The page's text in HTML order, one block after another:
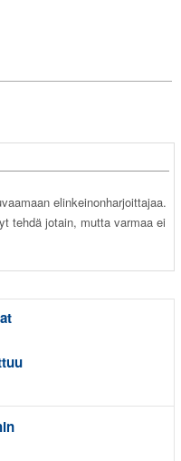
elinkeinonharjoittajaa.
tehdä jotain, mutta varmaa ei